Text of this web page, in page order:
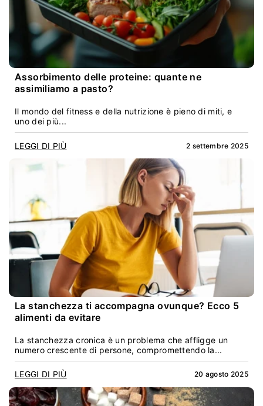
Assorbimento delle proteine: quante ne
assimiliamo a pasto?
Il mondo del fitness e della nutrizione è pieno di miti, e
uno dei più...
LEGGI DI PIÙ 2 settembre 2025
La stanchezza ti accompagna ovunque? Ecco 5
alimenti da evitare
La stanchezza cronica è un problema che affligge un
numero crescente di persone, compromettendo la...
LEGGI DI PIÙ 20 agosto 2025